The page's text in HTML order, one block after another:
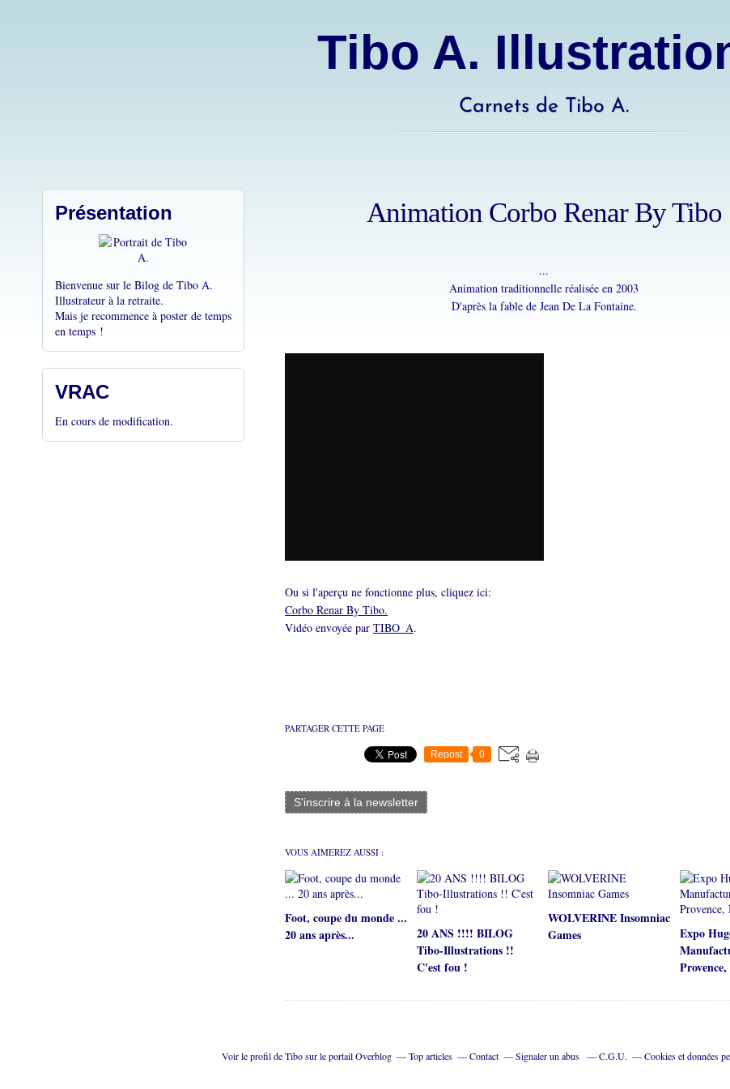
Tibo A.
Carnets de Tibo A.
Présentation
Bienvenue sur le Bilog de Tibo A.
Illustrateur à la retraite.
Mais je recommence à poster de temps
en temps !
VRAC
En cours de modification.
Animation Corbo Renar By Tibo
...
Animation traditionnelle réalisée en 2003
D'après la fable de Jean De La Fontaine.
Ou si l'aperçu ne fonctionne plus, cliquez ici:
Corbo Renar By Tibo.
Vidéo envoyée par TIBO_A.
PARTAGER CETTE PAGE
Repost 0
S'inscrire à la newsletter
VOUS AIMEREZ AUSSI :
Foot, coupe du monde ...
20 ans après...
20 ANS !!!! BILOG
Tibo-Illustrations !!
C'est fou !
WOLVERINE Insomniac
Games
Expo
Voir le profil deTibosur le portail Overblog Top articles Contact Signaler un abus C.G.U. Cookies et données